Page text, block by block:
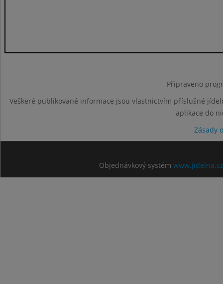
Připraveno
Veškeré publikované informace jsou vlastnictvím příslušné
aplikace do
Zásady
Objednávkový systém www.jidelna.cz